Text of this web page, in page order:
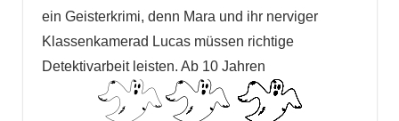
ein Geisterkrimi, denn Mara und ihr nerviger
Klassenkamerad Lucas müssen richtige
Detektivarbeit leisten. Ab 10 Jahren